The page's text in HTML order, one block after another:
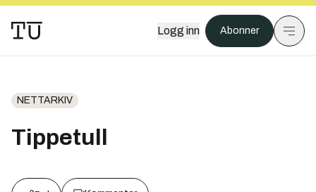
Logg inn Abonner
NETTARKIV
Tippetull